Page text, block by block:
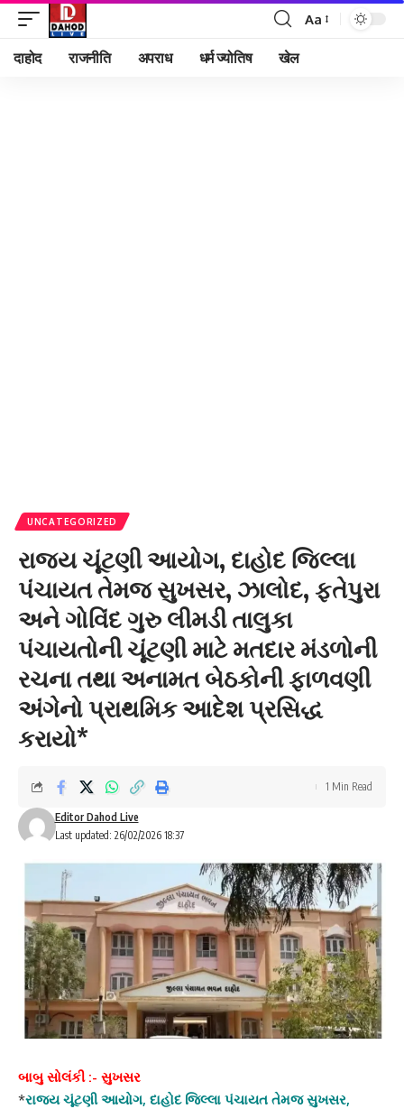
Font
Aa
दाहोद राजनीति अपराध धर्म ज्योतिष खेल
UNCATEGORIZED
રાજ્ય ચૂંટણી આયોગ, દાહોદ જિલ્લા
પંચાયત તેમજ સુખસર, ઝાલોદ, ફતેપુરા
અને ગોવિંદ ગુરુ લીમડી તાલુકા
પંચાયતોની ચૂંટણી માટે મતદાર મંડળોની
રચના તથા અનામત બેઠકોની ફાળવણી
અંગેનો પ્રાથમિક આદેશ પ્રસિદ્ધ
કરાયો*
Last updated: 26/02/2026 18:37
Editor Dahod Live
1 Min Read
બાબુ સોલંકી :- સુખસર
*રાજ્ય ચૂંટણી આયોગ, દાહોદ જિલ્લા પંચાયત તેમજ સુખસર,